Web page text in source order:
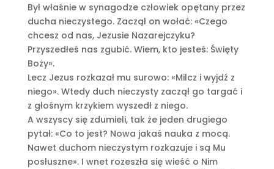
Był właśnie w synagodze człowiek opętany przez
ducha nieczystego. Zaczął on wołać: «Czego
chcesz od nas, Jezusie Nazarejczyku?
Przyszedłeś nas zgubić. Wiem, kto jesteś: Święty
Boży».
Lecz Jezus rozkazał mu surowo: «Milcz i wyjdź z
niego». Wtedy duch nieczysty zaczął go targać i
z głośnym krzykiem wyszedł z niego.
A wszyscy się zdumieli, tak że jeden drugiego
pytał: «Co to jest? Nowa jakaś nauka z mocą.
Nawet duchom nieczystym rozkazuje i są Mu
posłuszne». I wnet rozeszła się wieść o Nim